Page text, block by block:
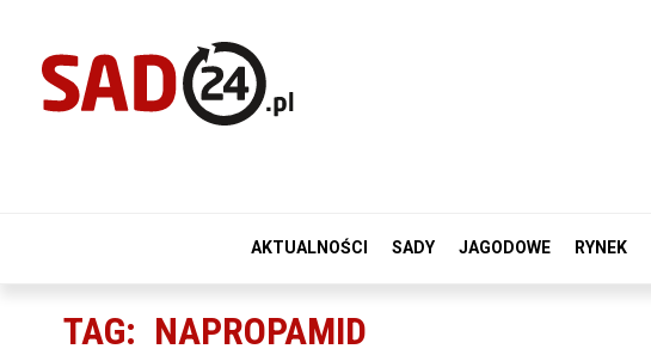
AKTUALNOŚCI SADY JAGODOWE RYNEK
TAG: NAPROPAMID